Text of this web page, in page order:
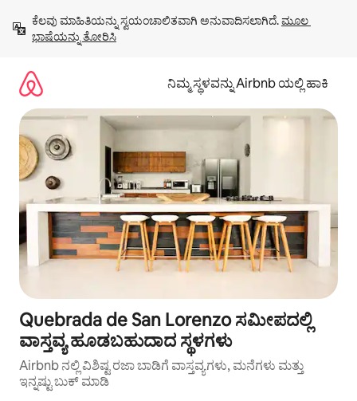
ಹೋಗಿ
ಕೆಲವು ಮಾಹಿತಿಯನ್ನು ಸ್ವಯಂಚಾಲಿತವಾಗಿ ಅನುವಾದಿಸಲಾಗಿದೆ. ಮೂಲ
ಭಾಷೆಯನ್ನು ತೋರಿಸಿ
ನಿಮ್ಮ ಸ್ಥಳವನ್ನು Airbnb ಯಲ್ಲಿ ಹಾಕಿ
Quebrada de San Lorenzo ಸಮೀಪದಲ್ಲಿ
ವಾಸ್ತವ್ಯ ಹೂಡಬಹುದಾದ ಸ್ಥಳಗಳು
Airbnb ನಲ್ಲಿ ವಿಶಿಷ್ಟ ರಜಾ ಬಾಡಿಗೆ ವಾಸ್ತವ್ಯಗಳು, ಮನೆಗಳು ಮತ್ತು
ಇನ್ನಷ್ಟು ಬುಕ್ ಮಾಡಿ